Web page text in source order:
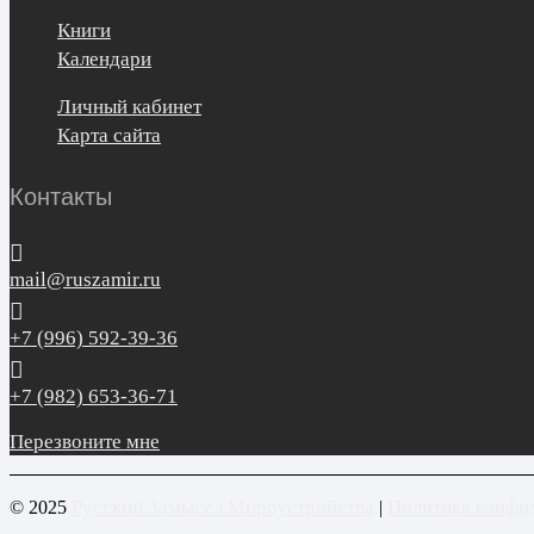
Книги
Календари
Личный кабинет
Карта сайта
Контакты
mail@ruszamir.ru
+7 (996) 592-39-36
+7 (982) 653-36-71
Перезвоните мне
© 2025 |